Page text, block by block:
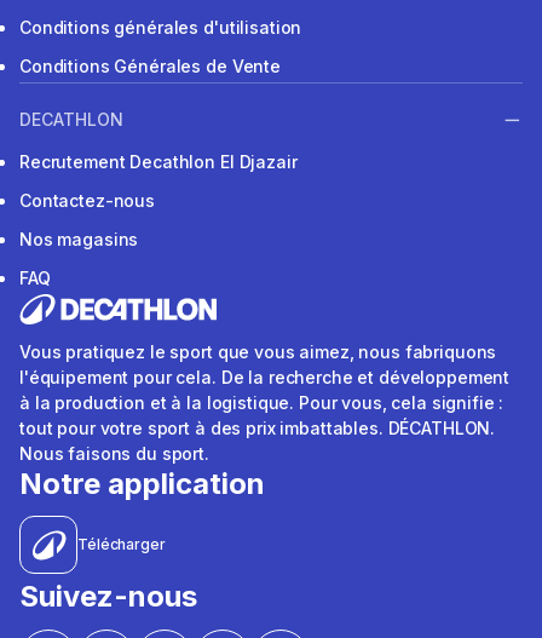
Conditions générales d'utilisation
Conditions Générales de Vente
DECATHLON
Recrutement Decathlon El Djazair
Contactez-nous
Nos magasins
FAQ
Vous pratiquez le sport que vous aimez, nous fabriquons
l'équipement pour cela. De la recherche et développement
à la production et à la logistique. Pour vous, cela signifie :
tout pour votre sport à des prix imbattables. DÉCATHLON.
Nous faisons du sport.
Notre application
Télécharger
Suivez-nous